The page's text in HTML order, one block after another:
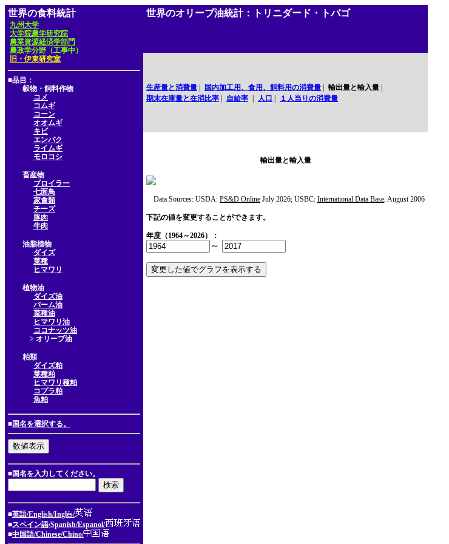
世界の食料統計
九州大学
大学院農学研究院
農業資源経済学部門
農政学分野（工事中）
旧・伊東研究室
■品目：
穀物・飼料作物
コメ
コムギ
コーン
オオムギ
キビ
エンバク
ライムギ
モロコシ
畜産物
ブロイラー
七面鳥
家禽類
チーズ
豚肉
牛肉
油脂植物
ダイズ
菜種
ヒマワリ
植物油
ダイズ油
パーム油
菜種油
ヒマワリ油
ココナッツ油
> オリーブ油
粕類
ダイズ粕
菜種粕
ヒマワリ種粕
コプラ粕
魚粕
■国名を選択する。
■国名を入力してください。
■英語/English/Inglés/
■スペイン語/Spanish/Espanol/
■中国語/Chinese/Chino/
世界のオリーブ油統計：トリニダード・トバゴ
生産量と消費量 国内加工用、食用、飼料用の消費量 輸出量と輸入量
期末在庫量と在消比率
自給率 人口 １人当りの消費量
輸出量と輸入量
Data Sources: USDA: PS&D Online July 2026; USBC: International Data Base, August 2006
下記の値を変更することができます。
年度（1964～2026）：
～